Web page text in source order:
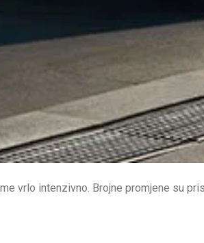
vrlo intenzivno. Brojne promjene su